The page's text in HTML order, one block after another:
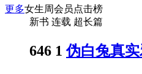
更多女生周会员点击榜
新书 连载 超长篇
646 1 伪白兔真